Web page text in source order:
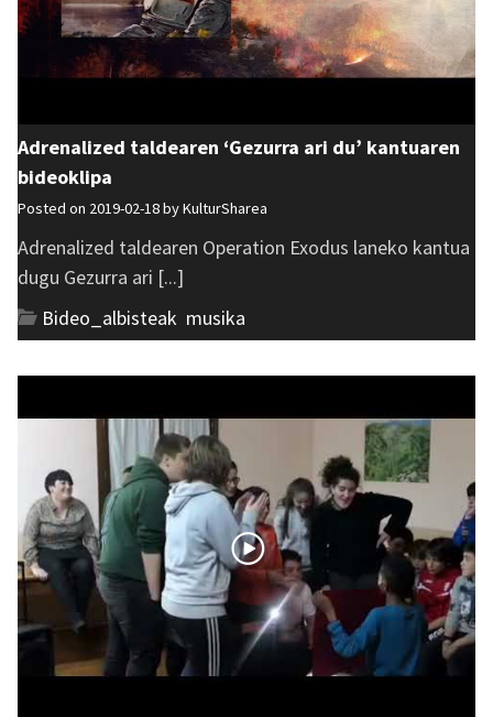
Adrenalized taldearen ‘Gezurra ari du’ kantuaren
bideoklipa
Posted on 2019-02-18 byKulturSharea
Adrenalized taldearen Operation Exodus laneko kantua
dugu Gezurra ari [...]
Bideo_albisteak musika